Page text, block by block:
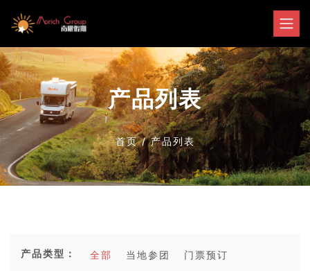
产品列表
首页/产品列表
产品类型： 全部 当地参团 门票预订